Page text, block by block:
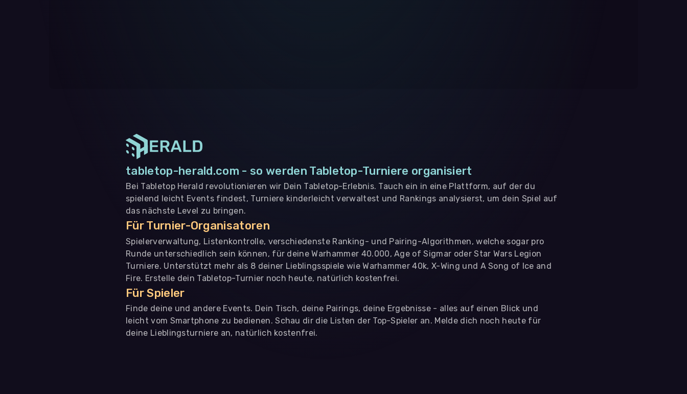
tabletop-herald.com - so werden Tabletop-Turniere organisiert
Bei Tabletop Herald revolutionieren wir Dein Tabletop-Erlebnis. Tauch ein in eine Plattform, auf der du
spielend leicht Events findest, Turniere kinderleicht verwaltest und Rankings analysierst, um dein Spiel auf
das nächste Level zu bringen.
Für Turnier-Organisatoren
Spielerverwaltung, Listenkontrolle, verschiedenste Ranking- und Pairing-Algorithmen, welche sogar pro
Runde unterschiedlich sein können, für deine Warhammer 40.000, Age of Sigmar oder Star Wars Legion
Turniere. Unterstützt mehr als 8 deiner Lieblingsspiele wie Warhammer 40k, X-Wing und A Song of Ice and
Fire. Erstelle dein Tabletop-Turnier noch heute, natürlich kostenfrei.
Für Spieler
Finde deine und andere Events. Dein Tisch, deine Pairings, deine Ergebnisse - alles auf einen Blick und
leicht vom Smartphone zu bedienen. Schau dir die Listen der Top-Spieler an. Melde dich noch heute für
deine Lieblingsturniere an, natürlich kostenfrei.